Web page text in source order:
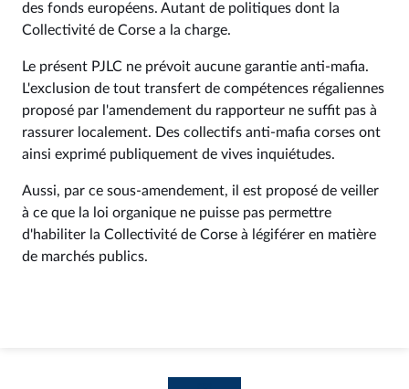
des fonds européens. Autant de politiques dont la
Collectivité de Corse a la charge.
Le présent PJLC ne prévoit aucune garantie anti-mafia.
L'exclusion de tout transfert de compétences régaliennes
proposé par l'amendement du rapporteur ne suffit pas à
rassurer localement. Des collectifs anti-mafia corses ont
ainsi exprimé publiquement de vives inquiétudes.
Aussi, par ce sous-amendement, il est proposé de veiller
à ce que la loi organique ne puisse pas permettre
d'habiliter la Collectivité de Corse à légiférer en matière
de marchés publics.